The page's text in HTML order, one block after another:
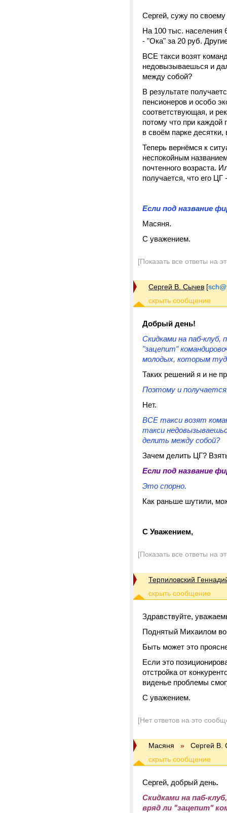
Сергей, сужу по своему
На 100 тыс. населения
- "Ока" за 20 руб.
ВСЕ такси возят
недовызываешься и
между собой?
В результате
пенсионеров и особо
соответствующая, и
потому что при каждой
в своём парке
Теперь вернёмся к
неспокойным
почтенного возраста.
получается, что его
Если под название
Масяня.
С уважением.
[Показать все ответы на
Сергей В. Сычев [
Добрый день!
Скидками на паб-клуб,
"зацепит"
молодых, которым
Таких решений я и не
Поэтому и
Нет.
ВСЕ такси возят
такси
делить между собой?
Зачем делить ЦГ?
Если под название
Это спорно.
Как раньше шутили,
С Уважением,
[Показать все ответы на
Терпиловский
Здравствуйте,
Поднятый Михаилом
Быть может это
Если это
отстройка от
виденье проблемы
С уважением.
[Нет ответов на это
Масяня » Сергей В.
Сергей, добрый день.
Скидками на паб-
вряд ли "зацепит"